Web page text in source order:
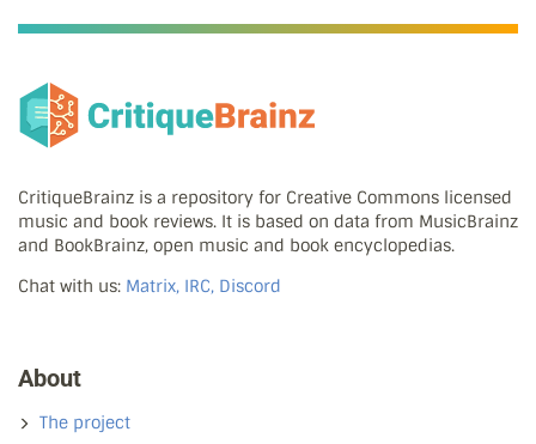
CritiqueBrainz is a repository for Creative Commons licensed
music and book reviews. It is based on data from MusicBrainz
and BookBrainz, open music and book encyclopedias.
Chat with us: Matrix, IRC, Discord
About
The project